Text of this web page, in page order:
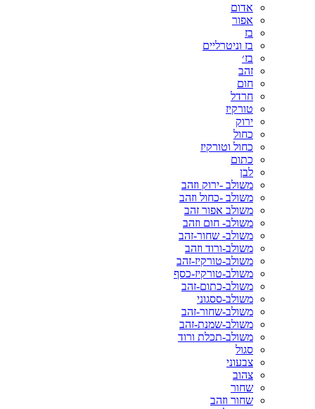
אדום
אפור
בז
בז וניטרליים
בז׳
זהב
חום
חרדל
טורקיז
ירוק
כחול
כחול וטורקיז
כתום
לבן
משולב -ירוק וזהב
משולב -כחול וזהב
משולב אפור זהב
משולב- חום וזהב
משולב- שחור-זהב
משולב-ורוד וזהב
משולב-טורקיז-זהב
משולב-טורקיז-כסף
משולב-כתום-זהב
משולב-ססגוני
משולב-שחור-זהב
משולב-שמנת-זהב
משולב-תכלת ורוד
סגול
צבעוני
צהוב
שחור
שחור וזהב